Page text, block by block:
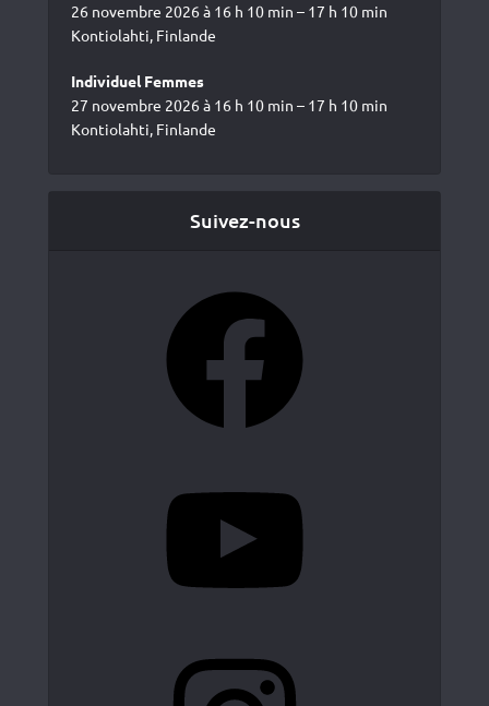
26 novembre 2026 à 16 h 10 min – 17 h 10 min
Kontiolahti, Finlande
Individuel Femmes
27 novembre 2026 à 16 h 10 min – 17 h 10 min
Kontiolahti, Finlande
Suivez-nous